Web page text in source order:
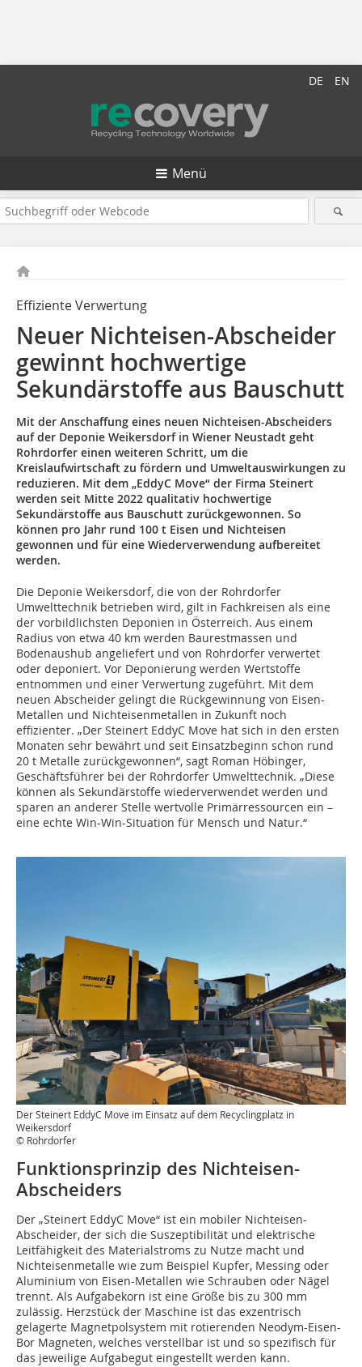
DE EN
Menü
Effiziente Verwertung
Neuer Nichteisen-Abscheider
gewinnt hochwertige
Sekundärstoffe aus Bauschutt
Mit der Anschaffung eines neuen Nichteisen-Abscheiders
auf der Deponie Weikersdorf in Wiener Neustadt geht
Rohrdorfer einen weiteren Schritt, um die
Kreislaufwirtschaft zu fördern und Umweltauswirkungen zu
reduzieren. Mit dem „EddyC Move“ der Firma Steinert
werden seit Mitte 2022 qualitativ hochwertige
Sekundärstoffe aus Bauschutt zurückgewonnen. So
können pro Jahr rund 100 t Eisen und Nichteisen
gewonnen und für eine Wiederverwendung aufbereitet
werden.
Die Deponie Weikersdorf, die von der Rohrdorfer
Umwelttechnik betrieben wird, gilt in Fachkreisen als eine
der vorbildlichsten Deponien in Österreich. Aus einem
Radius von etwa 40 km werden Baurestmassen und
Bodenaushub angeliefert und von Rohrdorfer verwertet
oder deponiert. Vor Deponierung werden Wertstoffe
entnommen und einer Verwertung zugeführt. Mit dem
neuen Abscheider gelingt die Rückgewinnung von Eisen-
Metallen und Nichteisenmetallen in Zukunft noch
effizienter. „Der Steinert EddyC Move hat sich in den ersten
Monaten sehr bewährt und seit Einsatzbeginn schon rund
20 t Metalle zurückgewonnen“, sagt Roman Höbinger,
Geschäftsführer bei der Rohrdorfer Umwelttechnik. „Diese
können als Sekundärstoffe wiederverwendet werden und
sparen an anderer Stelle wertvolle Primärressourcen ein –
eine echte Win-Win-Situation für Mensch und Natur.“
Der Steinert EddyC Move im Einsatz auf dem Recyclingplatz in
Weikersdorf
© Rohrdorfer
Funktionsprinzip des Nichteisen-
Abscheiders
Der „Steinert EddyC Move“ ist ein mobiler Nichteisen-
Abscheider, der sich die Suszeptibilität und elektrische
Leitfähigkeit des Materialstroms zu Nutze macht und
Nichteisenmetalle wie zum Beispiel Kupfer, Messing oder
Aluminium von Eisen-Metallen wie Schrauben oder Nägel
trennt. Als Aufgabekorn ist eine Größe bis zu 300 mm
zulässig. Herzstück der Maschine ist das exzentrisch
gelagerte Magnetpolsystem mit rotierenden Neodym-Eisen-
Bor Magneten, welches verstellbar ist und so spezifisch für
das jeweilige Aufgabegut eingestellt werden kann.